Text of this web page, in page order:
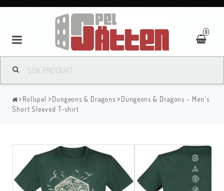
0
Rollspel Dungeons & Dragons
Dungeons & Dragons - Men's
Short Sleeved T-shirt